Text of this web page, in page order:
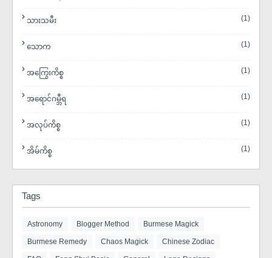
သားသမီး (1)
​သောက (1)
အကြွေးကိစ္စ (1)
အရောင်ဂမ္ဘီရ (1)
အလုပ်ကိစ္စ (1)
အိမ်ကိစ္စ (1)
Tags
Astronomy Blogger Method Burmese Magick
Burmese Remedy Chaos Magick Chinese Zodiac